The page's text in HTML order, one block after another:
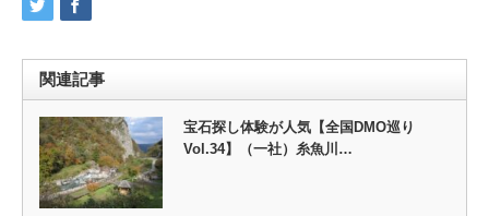
関連記事
宝石探し体験が人気【全国DMO巡り
Vol.34】（一社）糸魚川…